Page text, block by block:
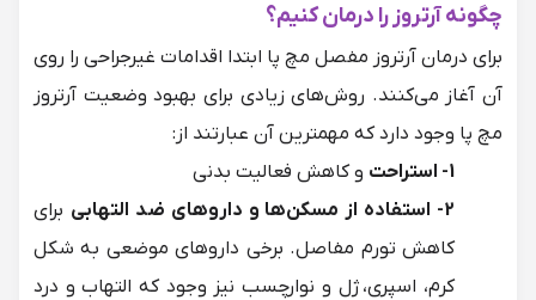
چگونه آرتروز را درمان کنیم؟
برای درمان آرتروز مفصل مچ پا ابتدا اقدامات غیرجراحی را روی
آن آغاز می‌کنند. روش‌های زیادی برای بهبود وضعیت آرتروز
مچ پا وجود دارد که مهمترین آن عبارتند از:
1- استراحت
و کاهش فعالیت بدنی
2- استفاده از مسکن‌ها و داروهای ضد التهابی
برای
کاهش تورم مفاصل. برخی داروهای موضعی به شکل
کرم، اسپری، ژل و نوارچسب نیز وجود که التهاب و درد